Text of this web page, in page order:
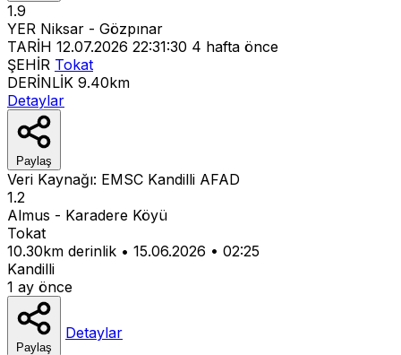
1.9
YER Niksar - Gözpınar
TARİH 12.07.2026 22:31:30 4 hafta önce
ŞEHİR Tokat
DERİNLİK 9.40km
Detaylar
Paylaş
Veri Kaynağı: EMSC Kandilli AFAD
1.2
Almus - Karadere Köyü
Tokat
10.30km derinlik • 15.06.2026 • 02:25
Kandilli
1 ay önce
Paylaş
Detaylar